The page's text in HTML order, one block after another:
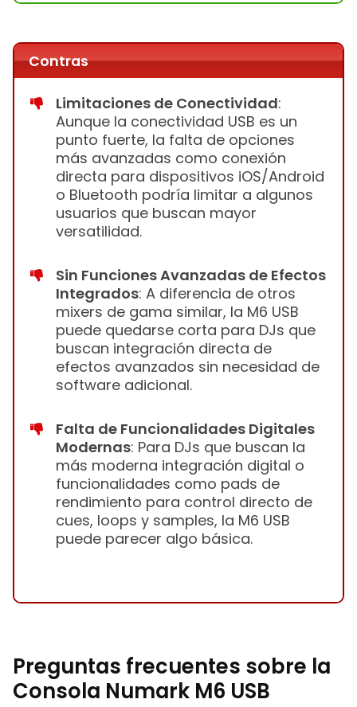
Contras
Limitaciones de Conectividad:
Aunque la conectividad USB es un
punto fuerte, la falta de opciones
más avanzadas como conexión
directa para dispositivos iOS/Android
o Bluetooth podría limitar a algunos
usuarios que buscan mayor
versatilidad.
Sin Funciones Avanzadas de Efectos
Integrados: A diferencia de otros
mixers de gama similar, la M6 USB
puede quedarse corta para DJs que
buscan integración directa de
efectos avanzados sin necesidad de
software adicional.
Falta de Funcionalidades Digitales
Modernas: Para DJs que buscan la
más moderna integración digital o
funcionalidades como pads de
rendimiento para control directo de
cues, loops y samples, la M6 USB
puede parecer algo básica.
Preguntas frecuentes sobre la
Consola Numark M6 USB